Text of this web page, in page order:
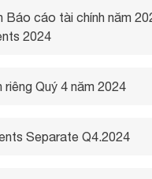
Báo cáo tài chính năm
2024
Quý 4 năm 2024
Separate Q4.2024